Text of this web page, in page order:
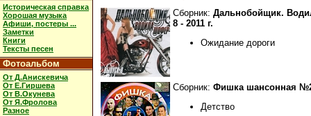
Историческая справка
Хорошая музыка
Афиши, постеры ...
Заметки
Книги
Тексты песен
Фотоальбом
От Д.Анискевича
От Е.Гиршева
От В.Окунева
От Я.Фролова
Разное
Сборник: Дальнобойщик.
8 - 2011 г.
Ожидание дороги
Сборник: Фишка шансонная
Детство